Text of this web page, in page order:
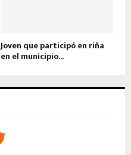
Joven que participó en riña
en el municipio...